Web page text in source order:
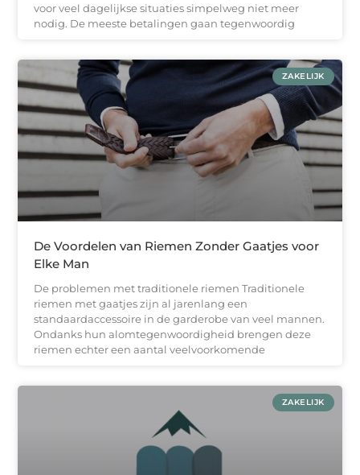
voor veel dagelijkse situaties simpelweg niet meer
nodig. De meeste betalingen gaan tegenwoordig
ZAKELIJK
De Voordelen van Riemen Zonder Gaatjes voor
Elke Man
De problemen met traditionele riemen Traditionele
riemen met gaatjes zijn al jarenlang een
standaardaccessoire in de garderobe van veel mannen.
Ondanks hun alomtegenwoordigheid brengen deze
riemen echter een aantal veelvoorkomende
ZAKELIJK